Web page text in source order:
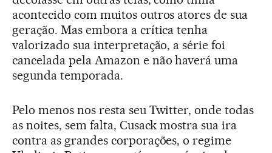
acontecido com muitos outros atores de sua
geração. Mas embora a crítica tenha
valorizado sua interpretação, a série foi
cancelada pela Amazon e não haverá uma
segunda temporada.
Pelo menos nos resta seu Twitter, onde todas
as noites, sem falta, Cusack mostra sua ira
contra as grandes corporações, o regime